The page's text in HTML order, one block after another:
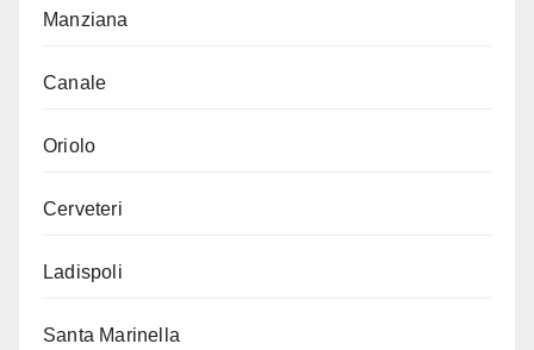
Manziana
Canale
Oriolo
Cerveteri
Ladispoli
Santa Marinella